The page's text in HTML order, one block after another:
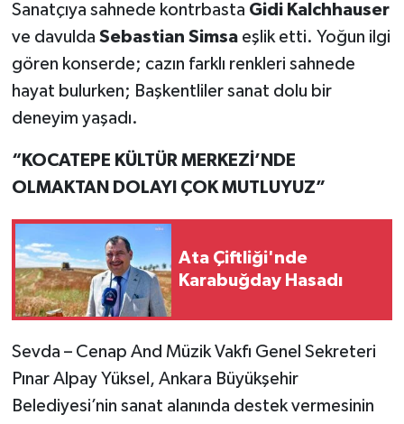
Sanatçıya sahnede kontrbasta Gidi Kalchhauser
ve davulda Sebastian Simsaeşlik etti. Yoğun ilgi
gören konserde; cazın farklı renkleri sahnede
hayat bulurken; Başkentliler sanat dolu bir
deneyim yaşadı.
“KOCATEPE KÜLTÜR MERKEZİ’NDE
OLMAKTAN DOLAYI ÇOK MUTLUYUZ”
Ata Çiftliği'nde
Karabuğday Hasadı
Sevda – Cenap And Müzik Vakfı Genel Sekreteri
Pınar Alpay Yüksel, Ankara Büyükşehir
Belediyesi’nin sanat alanında destek vermesinin